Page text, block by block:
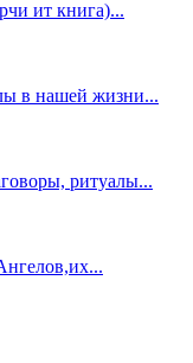
ит книга)...
в нашей жизни...
ритуалы...